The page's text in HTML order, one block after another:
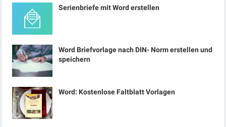
Serienbriefe mit Word erstellen
Word Briefvorlage nach DIN- Norm erstellen und
speichern
Word: Kostenlose Faltblatt Vorlagen